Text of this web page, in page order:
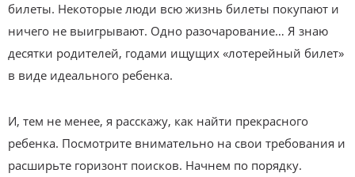
билеты. Некоторые люди всю жизнь билеты покупают и
ничего не выигрывают. Одно разочарование… Я знаю
десятки родителей, годами ищущих «лотерейный билет»
в виде идеального ребенка.
И, тем не менее, я расскажу, как найти прекрасного
ребенка. Посмотрите внимательно на свои требования и
расширьте горизонт поисков. Начнем по порядку.